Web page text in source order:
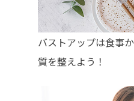
バストアップは食事
質を整えよう！